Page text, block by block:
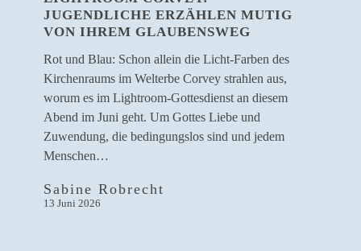
mutig
ihrem
Glaubensweg
JUGENDLICHE ERZÄHLEN MUTIG
VON IHREM GLAUBENSWEG
Rot und Blau: Schon allein die Licht-Farben des
Kirchenraums im Welterbe Corvey strahlen aus,
worum es im Lightroom-Gottesdienst an diesem
Abend im Juni geht. Um Gottes Liebe und
Zuwendung, die bedingungslos sind und jedem
Menschen…
Sabine Robrecht
13 Juni 2026